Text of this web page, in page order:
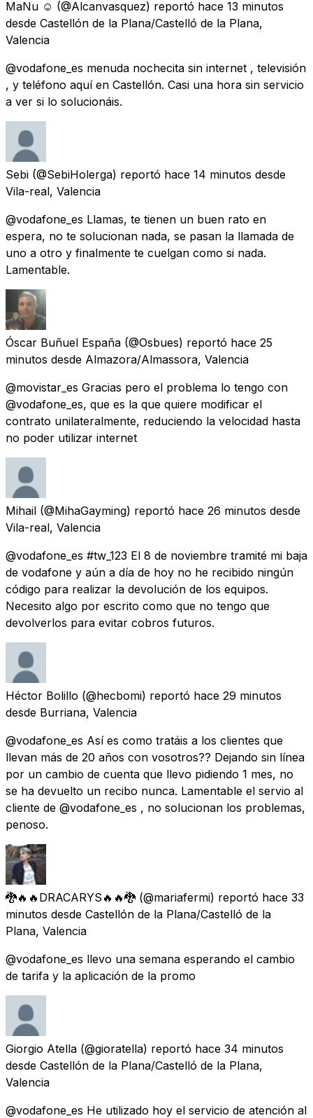
MaNu ☺ (@Alcanvasquez) reportó hace 13 minutos
desde Castellón de la Plana/Castelló de la Plana,
Valencia
@vodafone_es menuda nochecita sin internet , televisión
, y teléfono aquí en Castellón. Casi una hora sin servicio
a ver si lo solucionáis.
Sebi (@SebiHolerga) reportó hace 14 minutos desde
Vila-real, Valencia
@vodafone_es Llamas, te tienen un buen rato en
espera, no te solucionan nada, se pasan la llamada de
uno a otro y finalmente te cuelgan como si nada.
Lamentable.
Óscar Buñuel España (@Osbues) reportó hace 25
minutos desde Almazora/Almassora, Valencia
@movistar_es Gracias pero el problema lo tengo con
@vodafone_es, que es la que quiere modificar el
contrato unilateralmente, reduciendo la velocidad hasta
no poder utilizar internet
Mihail (@MihaGayming) reportó hace 26 minutos desde
Vila-real, Valencia
@vodafone_es #tw_123 El 8 de noviembre tramité mi baja
de vodafone y aún a día de hoy no he recibido ningún
código para realizar la devolución de los equipos.
Necesito algo por escrito como que no tengo que
devolverlos para evitar cobros futuros.
Héctor Bolillo (@hecbomi) reportó hace 29 minutos
desde Burriana, Valencia
@vodafone_es Así es como tratáis a los clientes que
llevan más de 20 años con vosotros?? Dejando sin línea
por un cambio de cuenta que llevo pidiendo 1 mes, no
se ha devuelto un recibo nunca. Lamentable el servio al
cliente de @vodafone_es , no solucionan los problemas,
penoso.
🐉🔥🔥DRACARYS🔥🔥🐉 (@mariafermi) reportó hace 33
minutos desde Castellón de la Plana/Castelló de la
Plana, Valencia
@vodafone_es llevo una semana esperando el cambio
de tarifa y la aplicación de la promo
Giorgio Atella (@gioratella) reportó hace 34 minutos
desde Castellón de la Plana/Castelló de la Plana,
Valencia
@vodafone_es He utilizado hoy el servicio de atención al